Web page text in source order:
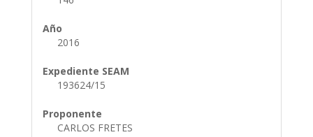
Año
2016
Expediente SEAM
193624/15
Proponente
CARLOS FRETES